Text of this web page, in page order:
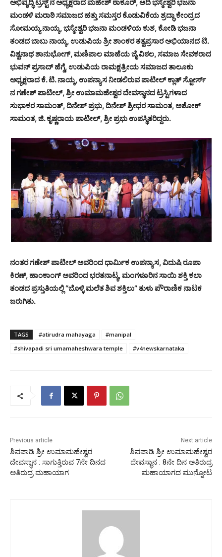
ಅಭಿವೃದ್ಧಿ ಟ್ರಸ್ಟ್ ನ ಅಧ್ಯಕ್ಷರಾದ ಮಹೇಶ್ ಠಾಕೂರ್, ಆದಿ ಭಸ್ಮೇಶ್ವರಿ ಭಜನಾ
ಮಂಡಳಿ ಮರಾಠಿ ಸಮಾಜದ ಹತ್ತು ಸಮಸ್ತರ ಕೊಡುವಿಕೆಯ ಶ್ರದ್ಧಾ ಕೇಂದ್ರದ
ಸೋಮಯ್ಯ ನಾಯ್ಕ, ಭಸ್ಮೇಶ್ವರಿ ಭಜನಾ ಮಂಡಳಿಯ ಕುಶ, ಕೋಡಿ ಭಜನಾ
ತಂಡದ ಬಾಬು ನಾಯ್ಕ, ಉಡುಪಿಯ ಶ್ರೀ ಶಾಂಕರ ತತ್ವಪ್ರಸಾರ ಅಭಿಯಾನದ ಟಿ.
ವಿಶ್ವನಾಥ ಶಾನುಭೋಗ್, ಮಣಿಪಾಲ ಮಾಹೆಯ ಜೈ ವಿಠಲ, ಸಮಾಜ ಸೇವಕರಾದ
ಭುವನ್ ಪ್ರಸಾದ್ ಹೆಗ್ಡೆ, ಉಡುಪಿಯ ರಾಮಕ್ಷತ್ರೀಯ ಸಮಾಜದ ತಾಲೂಕು
ಅಧ್ಯಕ್ಷರಾದ ಕೆ. ಟಿ. ನಾಯ್ಕ, ಉಪನ್ಯಾಸ ನೀಡಲಿರುವ ಪಾಟೀಲ್ ಕ್ಲಾತ್ ಸ್ಟೋರ್ಸ್
ನ ಗಣೇಶ್ ಪಾಟೀಲ್, ಶ್ರೀ ಉಮಾಮಹೇಶ್ವರ ದೇವಸ್ಥಾನದ ಟ್ರಸ್ಟಿಗಳಾದ
ಸುಭಾಕರ ಸಾಮಂತ್, ದಿನೇಶ್ ಪ್ರಭು, ದಿನೇಶ್ ಶ್ರೀಧರ ಸಾಮಂತ, ಅಶೋಕ್
ಸಾಮಂತ, ಜಿ. ಕೃಷ್ಣರಾಯ ಪಾಟೀಲ್, ಶ್ರೀ ಪ್ರಭು ಉಪಸ್ಥಿತರಿದ್ದರು.
ನಂತರ ಗಣೇಶ್ ಪಾಟೀಲ್ ಅವರಿಂದ ಧಾರ್ಮಿಕ ಉಪನ್ಯಾಸ, ವಿದುಷಿ ರೂಪಾ
ಕಿರಣ್, ಹಾಂಕಾಂಗ್ ಅವರಿಂದ ಭರತನಾಟ್ಯ, ಮಂಗಳೂರಿನ ಸಾಯಿ ಶಕ್ತಿ ಕಲಾ
ತಂಡದ ಪ್ರಸ್ತುತಿಯಲ್ಲಿ “ಬೊಳ್ಳಿ ಮಲೆತ ಶಿವ ಶಕ್ತಿಲು” ತುಳು ಪೌರಾಣಿಕ ನಾಟಕ
ಜರುಗಿತು.
TAGS #atirudra mahayaga
#manipal
#shivapadi sri umamaheshwara temple
#v4newskarnataka
Previous article
ಶಿವಪಾಡಿ ಶ್ರೀ ಉಮಾಮಹೇಶ್ವರ
ದೇವಸ್ಥಾನ : ಸಾಗುತ್ತಿರುವ 7ನೇ ದಿನದ
ಅತಿರುದ್ರ ಮಹಾಯಾಗ
Next article
ಶಿವಪಾಡಿ ಶ್ರೀ ಉಮಾಮಹೇಶ್ವರ
ದೇವಸ್ಥಾನ : 8ನೇ ದಿನ ಅತಿರುದ್ರ
ಮಹಾಯಾಗದ ಮುನ್ನೋಟ